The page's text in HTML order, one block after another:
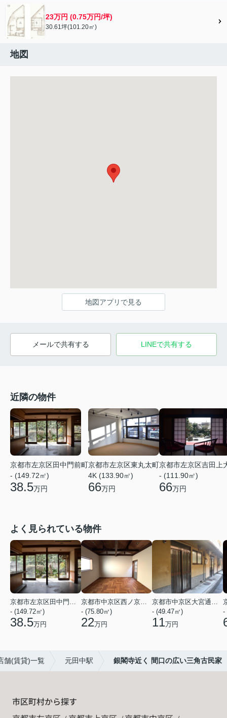
23万円 (0.75万円/坪)
30.61坪(101.20㎡)
地図
地図アプリで見る
メールで共有する LINEで共有する
近隣の物件
京都市左京区田中門前町
- (149.72㎡)
38.5万円
京都市左京区東丸太町
4K (133.90㎡)
66万円
京都市左京区吉田上
- (111.90㎡)
66万円
よく見られている物件
京都市左京区田中門前町
- (149.72㎡)
38.5万円
京都市中京区西ノ京西月光町
- (75.80㎡)
22万円
京都市中京区大宮通姉小路下る姉大宮町東側
- (49.47㎡)
11万円
-
舗(賃貸)一覧 元田中駅 銀閣寺近く 間口の広い三角古民家
市区町村から探す